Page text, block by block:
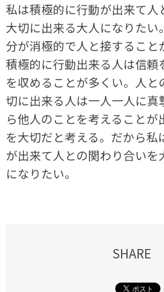
私は積極的に行動が出来て人
大切に出来る大人になりたい
分が消極的で人と接すること
積極的に行動出来る人は信頼
を収めることが多くい。人と
切に出来る人は一人一人に真
ら他人のことを考えることが
を大切だと考える。だから私
が出来て人との関わり合いを
になりたい。
SHARE